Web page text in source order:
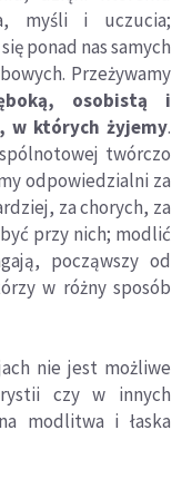
myśli i uczucia;
ponad nas samych
Przeżywamy
osobistą i
w których żyjemy.
twórczo
odpowiedzialni za
za chorych, za
przy nich; modlić
począwszy od
w różny sposób
nie jest możliwe
czy w innych
modlitwa i łaska